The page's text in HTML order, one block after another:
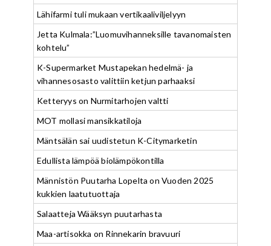
Lähifarmi tuli mukaan vertikaaliviljelyyn
Jetta Kulmala:”Luomuvihanneksille tavanomaisten
kohtelu”
K-Supermarket Mustapekan hedelmä- ja
vihannesosasto valittiin ketjun parhaaksi
Ketteryys on Nurmitarhojen valtti
MOT mollasi mansikkatiloja
Mäntsälän sai uudistetun K-Citymarketin
Edullista lämpöä biolämpökontilla
Männistön Puutarha Lopelta on Vuoden 2025
kukkien laatutuottaja
Salaatteja Wääksyn puutarhasta
Maa-artisokka on Rinnekarin bravuuri